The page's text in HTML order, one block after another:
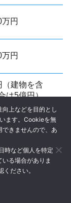
円
円
（建物を含
は5億円）
て
業計画を金融機
らう必要があり
企業を支援する
上などを目的とし
ます。Cookieを無
きませんので、あ
時など個人を特定
る場合がありま
ください。